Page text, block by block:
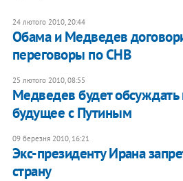
24 лютого 2010, 20:44
Обама и Медведев
переговоры по СНВ
25 лютого 2010, 08:55
Медведев будет обсуждать
будущее с Путиным
09 березня 2010, 16:21
Экс-президенту Ирана
страну